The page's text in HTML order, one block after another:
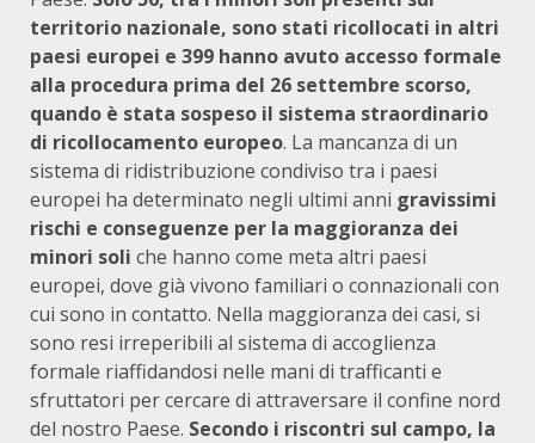
territorio nazionale, sono stati ricollocati in altri
paesi europei e 399 hanno avuto accesso formale
alla procedura prima del 26 settembre scorso,
quando è stata sospeso il sistema straordinario
di ricollocamento europeo. La mancanza di un
sistema di ridistribuzione condiviso tra i paesi
europei ha determinato negli ultimi anni gravissimi
rischi e conseguenze per la maggioranza dei
minori soli che hanno come meta altri paesi
europei, dove già vivono familiari o connazionali con
cui sono in contatto. Nella maggioranza dei casi, si
sono resi irreperibili al sistema di accoglienza
formale riaffidandosi nelle mani di trafficanti e
sfruttatori per cercare di attraversare il confine nord
del nostro Paese. Secondo i riscontri sul campo, la